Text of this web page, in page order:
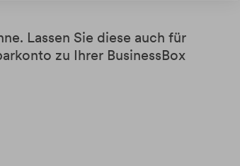
Lassen Sie diese auch für
zu Ihrer BusinessBox